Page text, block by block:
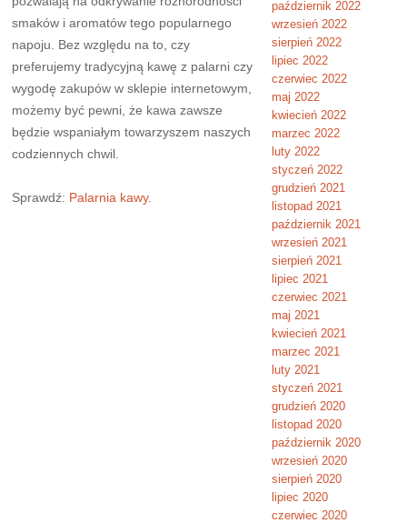
smaków i aromatów tego popularnego
napoju. Bez względu na to, czy
preferujemy tradycyjną kawę z palarni czy
wygodę zakupów w sklepie internetowym,
możemy być pewni, że kawa zawsze
będzie wspaniałym towarzyszem naszych
codziennych chwil.
Sprawdź: Palarnia kawy.
październik 2022
wrzesień 2022
sierpień 2022
lipiec 2022
czerwiec 2022
maj 2022
kwiecień 2022
marzec 2022
luty 2022
styczeń 2022
grudzień 2021
listopad 2021
październik 2021
wrzesień 2021
sierpień 2021
lipiec 2021
czerwiec 2021
maj 2021
kwiecień 2021
marzec 2021
luty 2021
styczeń 2021
grudzień 2020
listopad 2020
październik 2020
wrzesień 2020
sierpień 2020
lipiec 2020
czerwiec 2020